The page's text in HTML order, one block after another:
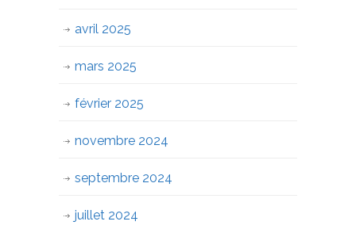
avril 2025
mars 2025
février 2025
novembre 2024
septembre 2024
juillet 2024